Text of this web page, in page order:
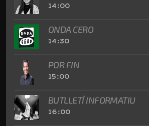
14:00
ONDA CERO
14:30
POR FIN
15:00
BUTLLETÍ INFORMATIU
16:00